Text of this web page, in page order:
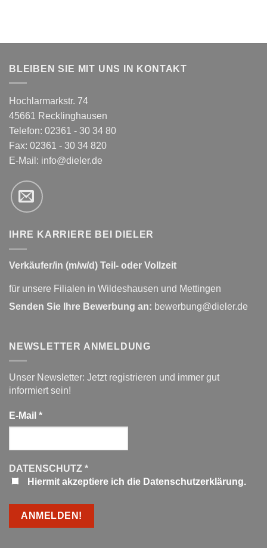
BLEIBEN SIE MIT UNS IN KONTAKT
Hochlarmarkstr. 74
45661 Recklinghausen
Telefon: 02361 - 30 34 80
Fax: 02361 - 30 34 820
E-Mail: info@dieler.de
IHRE KARRIERE BEI DIELER
Verkäufer/in (m/w/d) Teil- oder Vollzeit
für unsere Filialen in Wildeshausen und Mettingen
Senden Sie Ihre Bewerbung an: bewerbung@dieler.de
NEWSLETTER ANMELDUNG
Unser Newsletter: Jetzt registrieren und immer gut
informiert sein!
E-Mail *
DATENSCHUTZ *
Hiermit akzeptiere ich die Datenschutzerklärung.